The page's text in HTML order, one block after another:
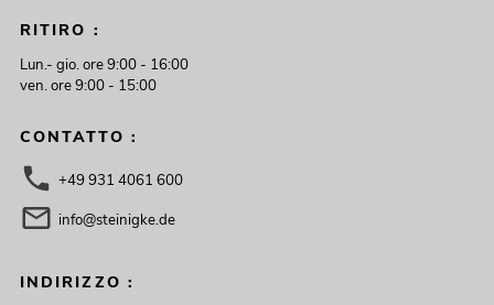
RITIRO :
Lun.- gio. ore 9:00 - 16:00
ven. ore 9:00 - 15:00
CONTATTO :
+49 931 4061 600
info@steinigke.de
INDIRIZZO :